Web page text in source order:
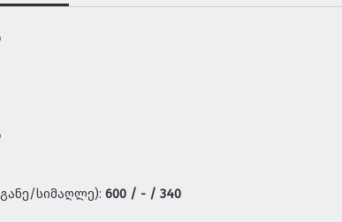
სიმაღლე): 600 / - / 340